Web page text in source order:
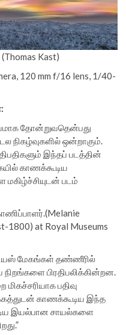
Kast)
120 mm f/16 lens, 1/40-
தோன்றுவதென்பது
நிகழ்வுகளில் ஒன்றாகும்.
இந்தப் படத்தின்
காணக்கூடிய
படம்
1800) at Royal Museums
மேகங்கள் தண்ணீரில்
பிரதிபலிக்கின்றன.
பதிவு
காணக்கூடிய இந்த
இயல்பான சாயல்களை